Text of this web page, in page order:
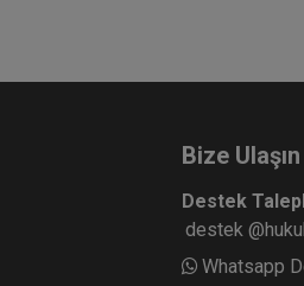
Bize Ulaşın
Destek
destek
Whatsapp